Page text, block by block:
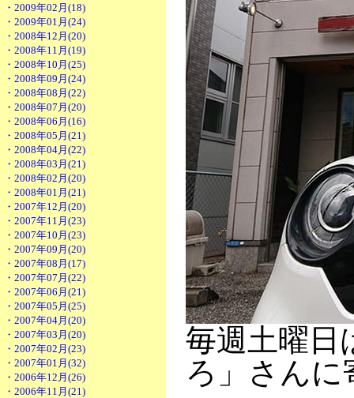
・2009年02月(18)
・2009年01月(24)
・2008年12月(20)
・2008年11月(19)
・2008年10月(25)
・2008年09月(24)
・2008年08月(22)
・2008年07月(20)
・2008年06月(16)
・2008年05月(21)
・2008年04月(22)
・2008年03月(21)
・2008年02月(20)
・2008年01月(21)
・2007年12月(20)
・2007年11月(23)
・2007年10月(23)
・2007年09月(20)
・2007年08月(17)
・2007年07月(22)
・2007年06月(21)
・2007年05月(25)
・2007年04月(20)
・2007年03月(20)
・2007年02月(23)
・2007年01月(32)
・2006年12月(26)
・2006年11月(21)
毎週土曜日
ろ」さん